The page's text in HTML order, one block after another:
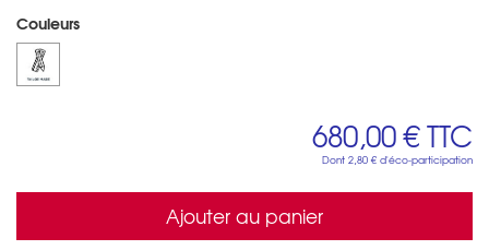
Couleurs
680,00 €TTC
Dont 2,80 € d'éco-participation
Ajouter au panier